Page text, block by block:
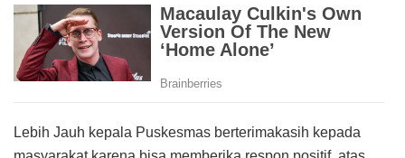
Lebih Jauh kepala Puskesmas berterimakasih kepada